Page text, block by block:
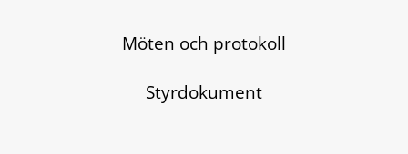
Möten och protokoll
Styrdokument